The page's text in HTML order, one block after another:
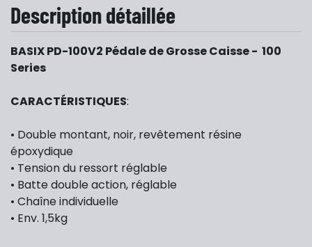
Description détaillée
BASIX PD-100V2 Pédale de Grosse Caisse - 100
Series
CARACTÉRISTIQUES:
• Double montant, noir, revêtement résine
époxydique
• Tension du ressort réglable
• Batte double action, réglable
• Chaîne individuelle
• Env. 1,5kg